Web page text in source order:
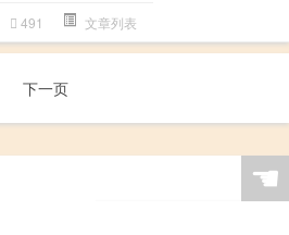
491 文章列表
下一页
☚